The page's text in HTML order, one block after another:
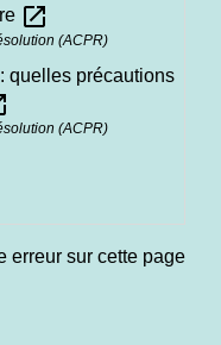
open_in_new
(ACPR)
quelles précautions
(ACPR)
erreur sur cette page